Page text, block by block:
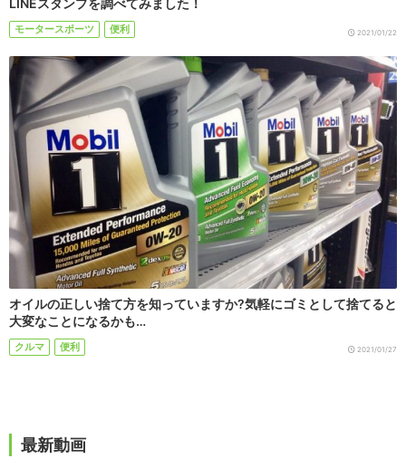
LINEスタンプを調べてみました！
モータースポーツ 便利 2021/01/22
オイルの正しい捨て方を知っていますか?気軽にゴミとして捨てると
大変なことになるかも…
クルマ 便利 2021/01/27
最新動画